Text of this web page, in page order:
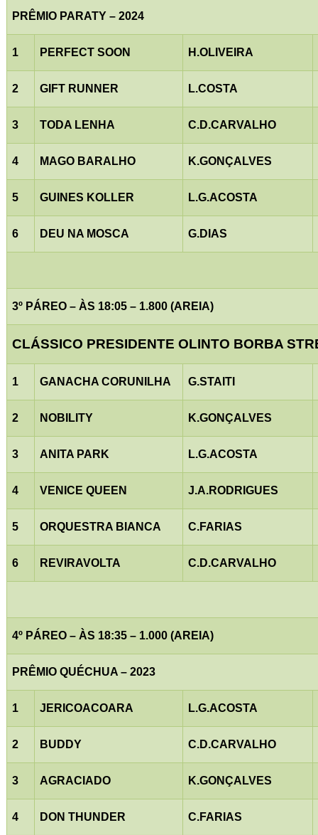
PRÊMIO PARATY – 2024
1 PERFECT SOON H.OLIVEIRA
2 GIFT RUNNER L.COSTA
3 TODA LENHA C.D.CARVALHO
4 MAGO BARALHO K.GONÇALVES
5 GUINES KOLLER L.G.ACOSTA
6 DEU NA MOSCA G.DIAS
3º PÁREO – ÀS 18:05 – 1.800 (AREIA)
CLÁSSICO PRESIDENTE OLINTO BORBA
1 GANACHA CORUNILHA G.STAITI
2 NOBILITY K.GONÇALVES
3 ANITA PARK L.G.ACOSTA
4 VENICE QUEEN J.A.RODRIGUES
5 ORQUESTRA BIANCA C.FARIAS
6 REVIRAVOLTA C.D.CARVALHO
4º PÁREO – ÀS 18:35 – 1.000 (AREIA)
PRÊMIO QUÉCHUA – 2023
1 JERICOACOARA L.G.ACOSTA
2 BUDDY C.D.CARVALHO
3 AGRACIADO K.GONÇALVES
4 DON THUNDER C.FARIAS